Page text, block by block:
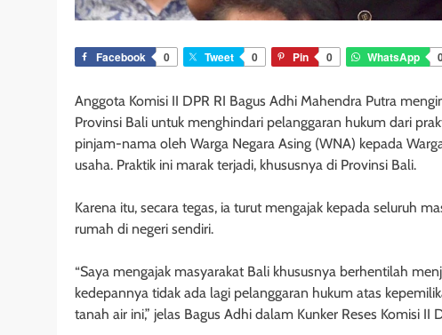
Facebook 0 Tweet 0 Pin 0 WhatsApp
Anggota Komisi II DPR RI Bagus Adhi Mahendra Putra
Provinsi Bali untuk menghindari pelanggaran hukum dari
pinjam-nama oleh Warga Negara Asing (WNA) kepada
usaha. Praktik ini marak terjadi, khususnya di Provinsi Bali.
Karena itu, secara tegas, ia turut mengajak kepada seluruh
rumah di negeri sendiri.
“Saya mengajak masyarakat Bali khususnya berhentilah
kedepannya tidak ada lagi pelanggaran hukum atas
tanah air ini,” jelas Bagus Adhi dalam Kunker Reses Komisi II